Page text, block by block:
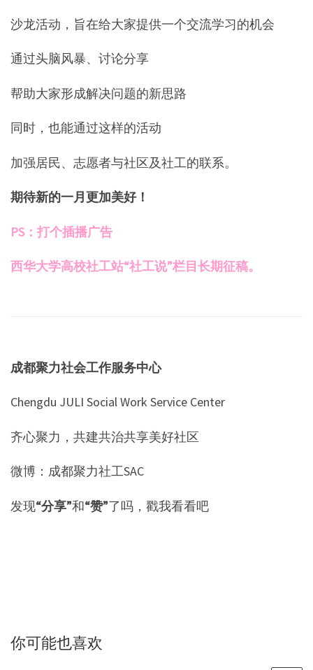
沙龙活动，旨在给大家提供一个交流学习的机会
通过头脑风暴、讨论分享
帮助大家形成解决问题的新思路
同时，也能通过这样的活动
加强居民、志愿者与社区及社工的联系。
期待新的一月更加美好！
PS：打个插播广告
西华大学高校社工站“社工说”栏目长期征稿。
成都聚力社会工作服务中心
Chengdu JULI Social Work Service Center
齐心聚力，共建共治共享美好社区
微博：成都聚力社工SAC
发现“分享”和“赞”了吗，戳我看看吧
你可能也喜欢